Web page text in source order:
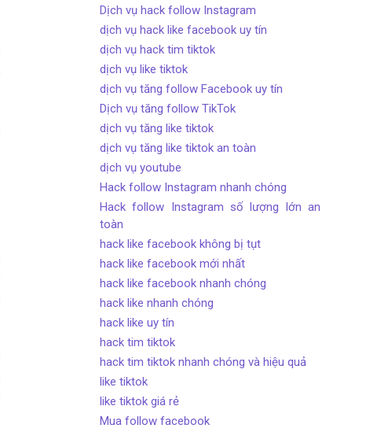
Dịch vụ hack follow Instagram
dịch vụ hack like facebook uy tín
dịch vụ hack tim tiktok
dịch vụ like tiktok
dịch vụ tăng follow Facebook uy tín
Dịch vụ tăng follow TikTok
dịch vụ tăng like tiktok
dịch vụ tăng like tiktok an toàn
dịch vụ youtube
Hack follow Instagram nhanh chóng
Hack follow Instagram số lượng lớn an
toàn
hack like facebook không bị tụt
hack like facebook mới nhất
hack like facebook nhanh chóng
hack like nhanh chóng
hack like uy tín
hack tim tiktok
hack tim tiktok nhanh chóng và hiệu quả
like tiktok
like tiktok giá rẻ
Mua follow facebook